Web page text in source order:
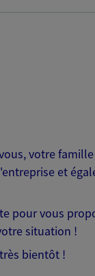
votre
et
pour vous
situation !
bientôt !